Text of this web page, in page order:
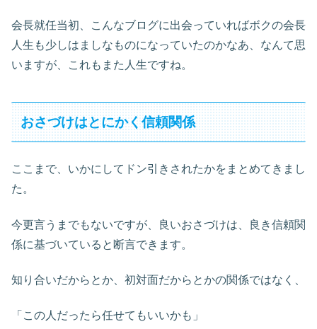
会長就任当初、こんなブログに出会っていればボクの会長
人生も少しはましなものになっていたのかなあ、なんて思
いますが、これもまた人生ですね。
おさづけはとにかく信頼関係
ここまで、いかにしてドン引きされたかをまとめてきまし
た。
今更言うまでもないですが、良いおさづけは、良き信頼関
係に基づいていると断言できます。
知り合いだからとか、初対面だからとかの関係ではなく、
「この人だったら任せてもいいかも」